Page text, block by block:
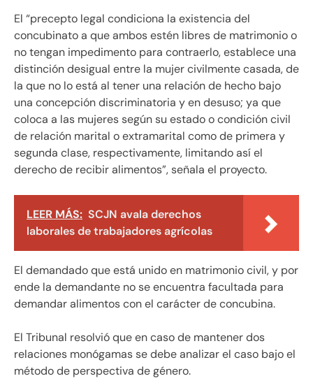
El “precepto legal condiciona la existencia del
concubinato a que ambos estén libres de matrimonio o
no tengan impedimento para contraerlo, establece una
distinción desigual entre la mujer civilmente casada, de
la que no lo está al tener una relación de hecho bajo
una concepción discriminatoria y en desuso; ya que
coloca a las mujeres según su estado o condición civil
de relación marital o extramarital como de primera y
segunda clase, respectivamente, limitando así el
derecho de recibir alimentos”, señala el proyecto.
LEER MÁS: SCJN avala derechos
laborales de trabajadores agrícolas
El demandado que está unido en matrimonio civil, y por
ende la demandante no se encuentra facultada para
demandar alimentos con el carácter de concubina.
El Tribunal resolvió que en caso de mantener dos
relaciones monógamas se debe analizar el caso bajo el
método de perspectiva de género.